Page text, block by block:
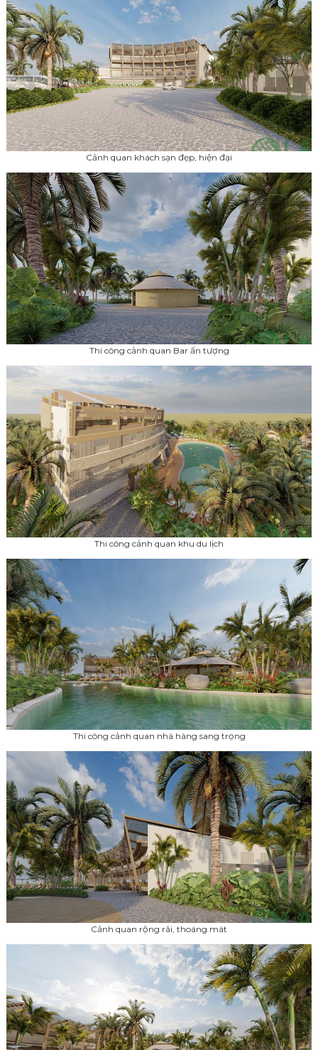
Cảnh quan khách sạn đẹp, hiện đại
Thi công cảnh quan Bar ấn tượng
Thi công cảnh quan khu du lịch
Thi công cảnh quan nhà hàng sang trọng
Cảnh quan rộng rãi, thoáng mát